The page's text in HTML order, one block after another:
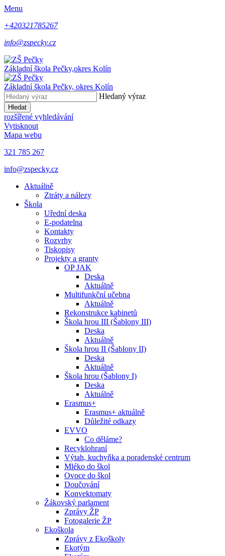
Menu
+420321785267
info@zspecky.cz
Základní škola Pečky,okres Kolín
Základní škola Pečky, okres Kolín
Hledaný výraz
Hledat
rozšířené vyhledávání
Vytisknout
Mapa webu
321 785 267
info@zspecky.cz
Aktuálně
Ztráty a nálezy
Škola
Uřední deska
E-podatelna
Kontakty
Rozvrhy
Tiskopisy
Projekty a granty
OP JAK
Deska
Aktuálně
Multifunkční učebna
Aktuálně
Rekonstrukce kabinetů
Škola hrou III (Šablony III)
Deska
Aktuálně
Škola hrou II (Šablony II)
Deska
Aktuálně
Škola hrou (Šablony I)
Deska
Aktuálně
Erasmus+
Erasmus+ aktuálně
Důležité odkazy
EVVO
Co děláme?
Recyklohraní
Výtah, kuchyňka a poradenské centrum
Mléko do škol
Ovoce do škol
Doučování
Konvektomaty
Žákovský parlament
Zprávy ŽP
Fotogalerie ŽP
Ekoškola
Zprávy z Ekoškoly
Ekotým